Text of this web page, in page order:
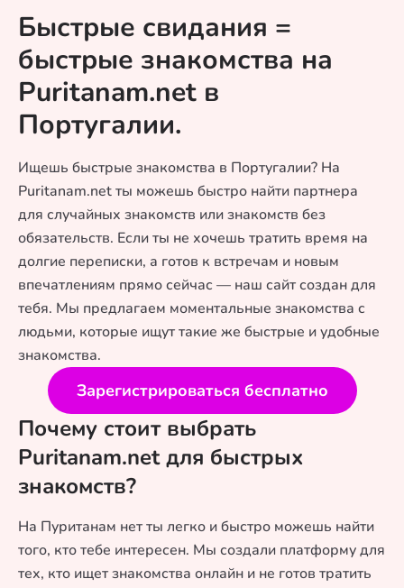
Быстрые свидания =
быстрые знакомства на
Puritanam.net в
Португалии.
Ищешь быстрые знакомства в Португалии? На
Puritanam.net ты можешь быстро найти партнера
для случайных знакомств или знакомств без
обязательств. Если ты не хочешь тратить время на
долгие переписки, а готов к встречам и новым
впечатлениям прямо сейчас — наш сайт создан для
тебя. Мы предлагаем моментальные знакомства с
людьми, которые ищут такие же быстрые и удобные
знакомства.
Зарегистрироваться бесплатно
Почему стоит выбрать
Puritanam.net для быстрых
знакомств?
На Пуританам нет ты легко и быстро можешь найти
того, кто тебе интересен. Мы создали платформу для
тех, кто ищет знакомства онлайн и не готов тратить